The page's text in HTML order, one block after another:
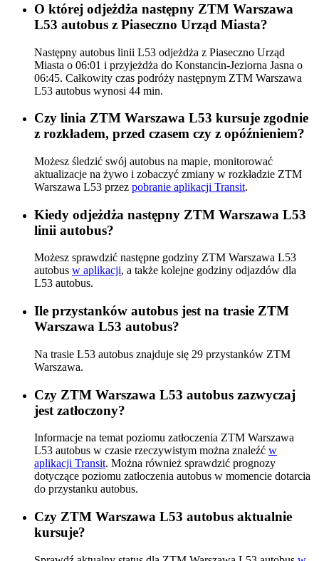
O której odjeżdża następny ZTM Warszawa
L53 autobus z Piaseczno Urząd Miasta?
Następny autobus linii L53 odjeżdża z Piaseczno Urząd
Miasta o 06:01 i przyjeżdża do Konstancin-Jeziorna Jasna o
06:45. Całkowity czas podróży następnym ZTM Warszawa
L53 autobus wynosi 44 min.
Czy linia ZTM Warszawa L53 kursuje zgodnie
z rozkładem, przed czasem czy z opóźnieniem?
Możesz śledzić swój autobus na mapie, monitorować
aktualizacje na żywo i zobaczyć zmiany w rozkładzie ZTM
Warszawa L53 przez pobranie aplikacji Transit.
Kiedy odjeżdża następny ZTM Warszawa L53
linii autobus?
Możesz sprawdzić następne godziny ZTM Warszawa L53
autobus w aplikacji, a także kolejne godziny odjazdów dla
L53 autobus.
Ile przystanków autobus jest na trasie ZTM
Warszawa L53 autobus?
Na trasie L53 autobus znajduje się 29 przystanków ZTM
Warszawa.
Czy ZTM Warszawa L53 autobus zazwyczaj
jest zatłoczony?
Informacje na temat poziomu zatłoczenia ZTM Warszawa
L53 autobus w czasie rzeczywistym można znaleźć w
aplikacji Transit. Można również sprawdzić prognozy
dotyczące poziomu zatłoczenia autobus w momencie dotarcia
do przystanku autobus.
Czy ZTM Warszawa L53 autobus aktualnie
kursuje?